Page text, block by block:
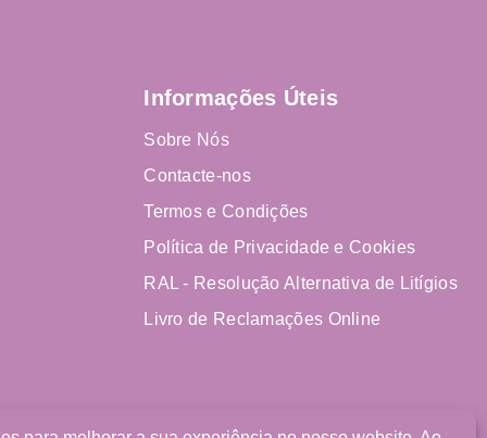
Informações Úteis
Sobre Nós
Contacte-nos
Termos e Condições
Política de Privacidade e Cookies
RAL - Resolução Alternativa de Litígios
Livro de Reclamações Online